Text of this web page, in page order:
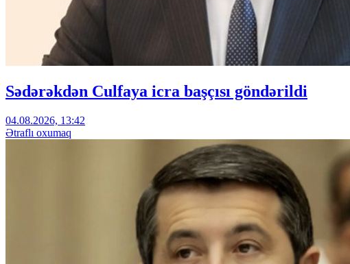
Sədərəkdən Culfaya icra başçısı göndərildi
04.08.2026, 13:42
Ətraflı oxumaq